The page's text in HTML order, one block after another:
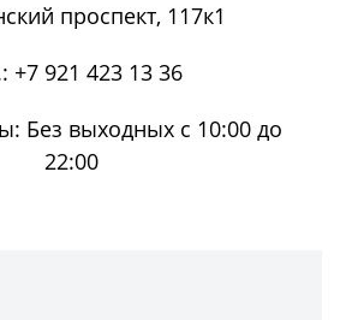
проспект, 117к1
+7 921 423 13 36
Без выходных с 10:00 до
22:00